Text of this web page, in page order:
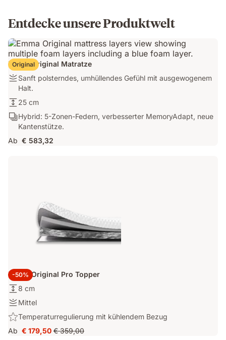
Entdecke unsere Produktwelt
Original
Emma Original Matratze
Sanft
polsterndes,
umhüllendes
Gefühl
mit
ausgewogenem
Halt.
Sanft polsterndes, umhüllendes Gefühl mit ausgewogenem
Halt.
25
cm
25 cm
Hybrid:
Zonen-
Federn,
Hybrid: 5-Zonen-Federn, verbesserter MemoryAdapt, neue
Kantenstütze.
Ab € 583,32
-50%
Emma Original Pro Topper
Höhe:
8
cm
8 cm
Festigkeit:
Mittel
Mittel
Highlight:
Temperaturregulierung
mit
Temperaturregulierung mit kühlendem Bezug
Ab Preis
€ 179,50 Ursprünglicher
€ 359,00